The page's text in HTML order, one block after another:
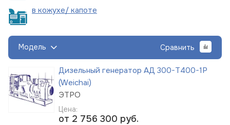
в кожухе/ капоте
Модель Сравнить
Дизельный генератор АД 300-Т400-1Р
(Weichai)
ЭТРО
Цена:
от 2 756 300 руб.